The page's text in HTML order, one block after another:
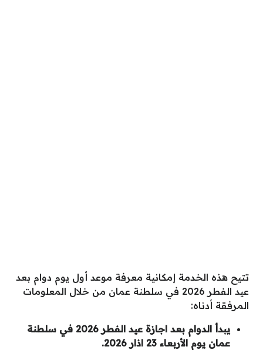
تتيح هذه الخدمة إمكانية معرفة موعد أول يوم دوام بعد
عيد الفطر 2026 في سلطنة عمان من خلال المعلومات
المرفقة أدناه:
يبدأ الدوام بعد اجازة عيد الفطر 2026 في سلطنة
عمان يوم الأربعاء 23 اذار 2026.